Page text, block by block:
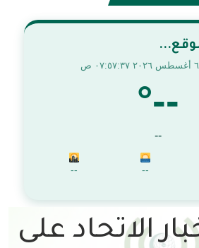
--°
--
--
--
الاتحاد على